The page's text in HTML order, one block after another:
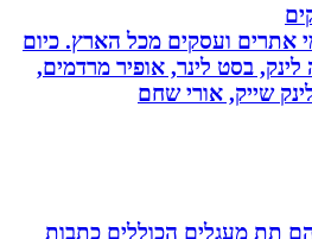
ועסקים מכל הארץ. כיום
בסט לינר, אופיר מרדמים,
אורי שחם
מעגלים הכוללים כתבות